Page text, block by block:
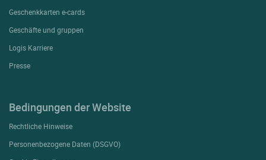
Geschenkkarten e-cards
Geschäfte und gruppen
Logis Karriere
Presse
Bedingungen der Website
Rechtliche Hinweise
Personenbezogene Daten (DSGVO)